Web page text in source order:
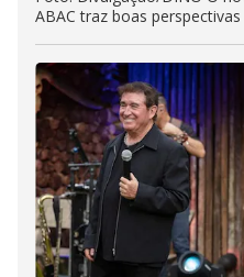
ABAC traz boas